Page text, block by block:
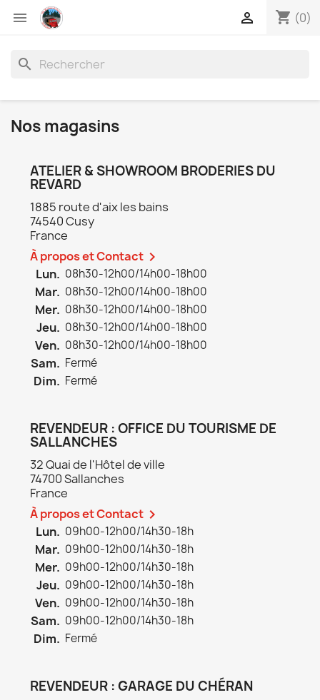
 shopping_cart (0)

search
Nos magasins
ATELIER & SHOWROOM BRODERIES DU
REVARD
1885 route d'aix les bains
74540 Cusy
France
À propos et Contact 
Lun. 08h30-12h00/14h00-18h00
Mar. 08h30-12h00/14h00-18h00
Mer. 08h30-12h00/14h00-18h00
Jeu. 08h30-12h00/14h00-18h00
Ven. 08h30-12h00/14h00-18h00
Sam. Fermé
Dim. Fermé
REVENDEUR : OFFICE DU TOURISME DE
SALLANCHES
32 Quai de l'Hôtel de ville
74700 Sallanches
France
À propos et Contact 
Lun. 09h00-12h00/14h30-18h
Mar. 09h00-12h00/14h30-18h
Mer. 09h00-12h00/14h30-18h
Jeu. 09h00-12h00/14h30-18h
Ven. 09h00-12h00/14h30-18h
Sam. 09h00-12h00/14h30-18h
Dim. Fermé
REVENDEUR : GARAGE DU CHÉRAN